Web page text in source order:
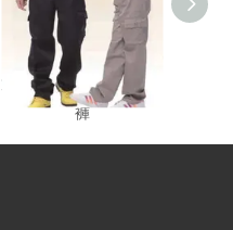
蓉-薄彈力抗靜電工作衫/
褲